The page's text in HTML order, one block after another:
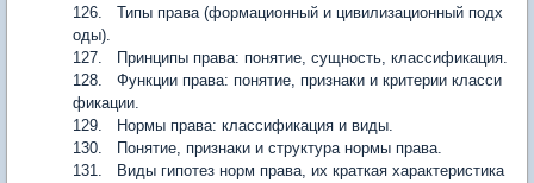
126. Типы права (формационный и цивилизационный подх
оды).
127. Принципы права: понятие, сущность, классификация.
128. Функции права: понятие, признаки и критерии класси
фикации.
129. Нормы права: классификация и виды.
130. Понятие, признаки и структура нормы права.
131. Виды гипотез норм права, их краткая характеристика